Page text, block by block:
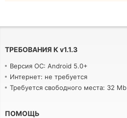
ТРЕБОВАНИЯ К v1.1.3
Версия ОС: Android 5.0+
Интернет: не требуется
Требуется свободного места: 32 Mb
ПОМОЩЬ